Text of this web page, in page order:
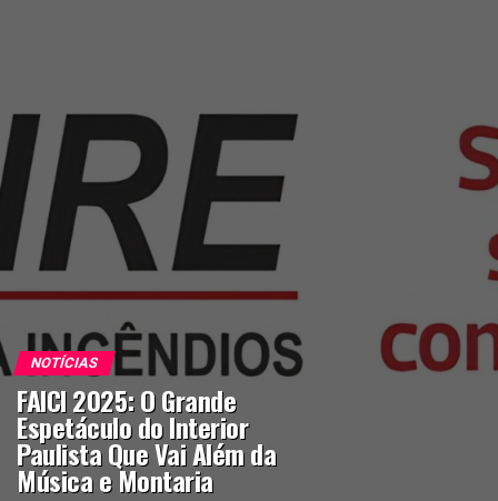
NOTÍCIAS
FAICI 2025: O Grande
Espetáculo do Interior
Paulista Que Vai Além da
Música e Montaria